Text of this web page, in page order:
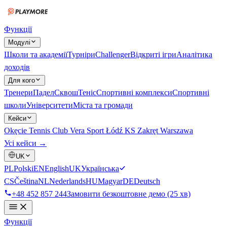
Функції
Модулі
Школи та академіїТурніриChallengerВідкриті ігриАналітика
доходів
Для кого
ТренериПаделСквошТенісСпортивні комплексиСпортивні
школиУніверситетиМіста та громади
Кейси
Okęcie Tennis Club Vera Sport Łódź KS Zakręt Warszawa
Усі кейси →
UK
PLPolskiENEnglishUKУкраїнська
CSČeštinaNLNederlandsHUMagyarDEDeutsch
+48 452 857 244Замовити безкоштовне демо (25 хв)
Функції